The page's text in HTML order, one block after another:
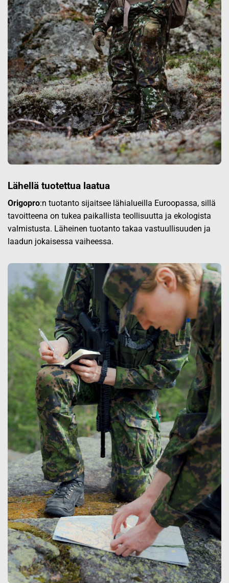
Lähellä tuotettua laatua
Origopro:n tuotanto sijaitsee lähialueilla Euroopassa, sillä
tavoitteena on tukea paikallista teollisuutta ja ekologista
valmistusta. Läheinen tuotanto takaa vastuullisuuden ja
laadun jokaisessa vaiheessa.